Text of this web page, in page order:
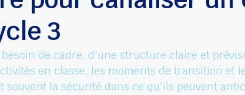
3
besoin de cadre, d'une structure claire et
en classe, les moments de transition et
souvent la sécurité dans ce qu'ils peuvent